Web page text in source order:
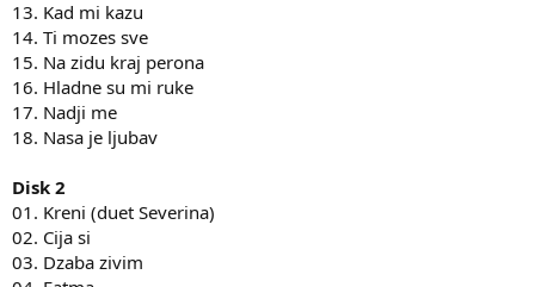
13. Kad mi kazu
14. Ti mozes sve
15. Na zidu kraj perona
16. Hladne su mi ruke
17. Nadji me
18. Nasa je ljubav
Disk 2
01. Kreni (duet Severina)
02. Cija si
03. Dzaba zivim